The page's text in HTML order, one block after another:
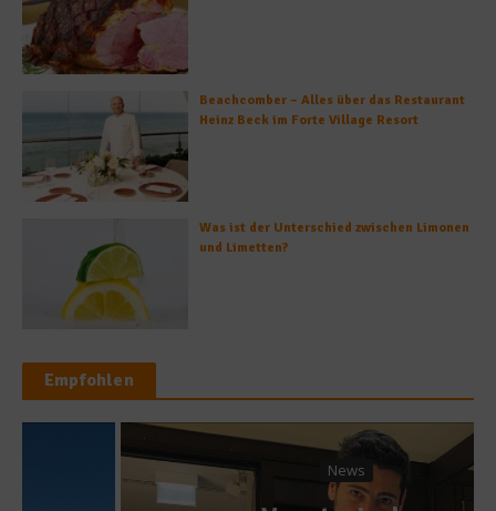
Beachcomber – Alles über das Restaurant
Heinz Beck im Forte Village Resort
Was ist der Unterschied zwischen Limonen
und Limetten?
Empfohlen
News